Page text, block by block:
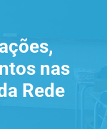
nas
Rede